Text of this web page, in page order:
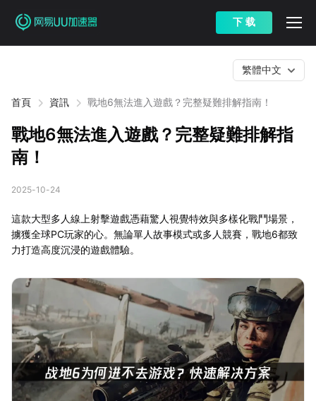
下 载
首頁 資訊 戰地6無法進入遊戲？完整疑難排解指南！
繁體中文
戰地6無法進入遊戲？完整疑難排解指
南！
2025-10-24
這款大型多人線上射擊遊戲憑藉驚人視覺特效與多樣化戰鬥場景，
擄獲全球PC玩家的心。無論單人故事模式或多人競賽，戰地6都致
力打造高度沉浸的遊戲體驗。